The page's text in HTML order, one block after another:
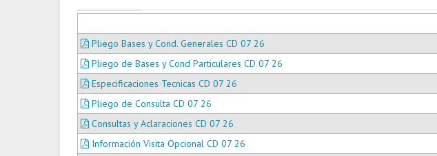
Pliego Bases y Cond. Generales CD 07 26
Pliego de Bases y Cond Particulares CD 07 26
Especificaciones Tecnicas CD 07 26
Pliego de Consulta CD 07 26
Consultas y Aclaraciones CD 07 26
Información Visita Opcional CD 07 26